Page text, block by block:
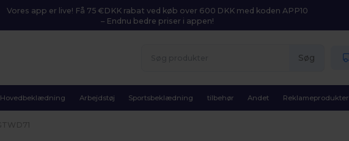
Vores app er live! Få 75 €DKK rabat ved køb over 600 DKK med koden APP10
– Endnu bedre priser i appen!
Søg
Hovedbeklædning Arbejdstøj Sportsbeklædning tilbehør Andet Reklameprodukter